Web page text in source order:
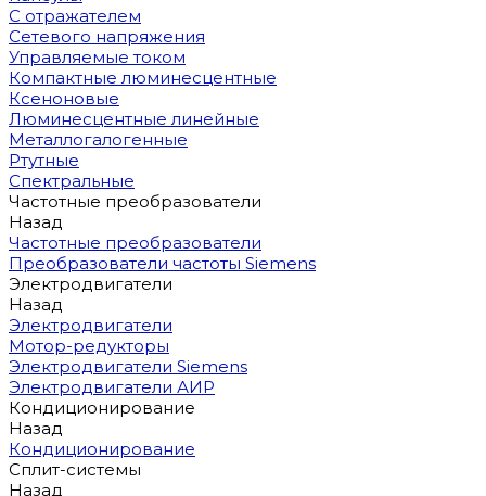
С отражателем
Сетевого напряжения
Управляемые током
Компактные люминесцентные
Ксеноновые
Люминесцентные линейные
Металлогалогенные
Ртутные
Спектральные
Частотные преобразователи
Назад
Частотные преобразователи
Преобразователи частоты Siemens
Электродвигатели
Назад
Электродвигатели
Мотор-редукторы
Электродвигатели Siemens
Электродвигатели АИР
Кондиционирование
Назад
Кондиционирование
Сплит-системы
Назад